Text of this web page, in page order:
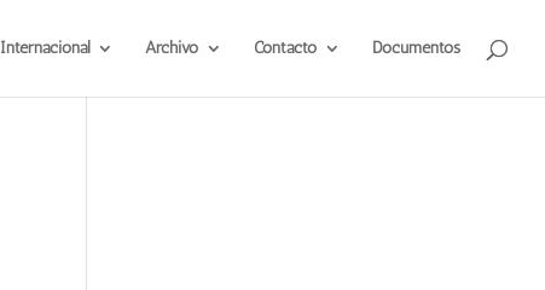
Internacional Archivo Contacto Documentos